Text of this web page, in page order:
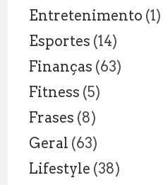
Entretenimento (1)
Esportes (14)
Finanças (63)
Fitness (5)
Frases (8)
Geral (63)
Lifestyle (38)